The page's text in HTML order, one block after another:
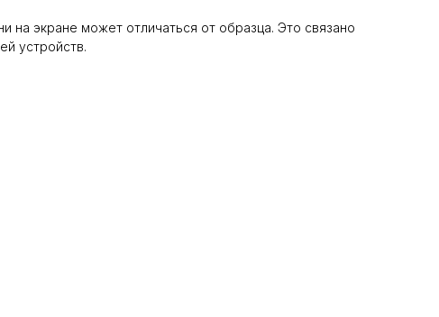
на экране может отличаться от образца. Это связано
устройств.